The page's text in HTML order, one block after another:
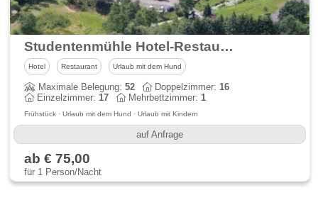
Studentenmühle Hotel-Restaurant
Hotel Restaurant Urlaub mit dem Hund
Maximale Belegung:52 Doppelzimmer:16
Einzelzimmer:17 Mehrbettzimmer:1
Frühstück · Urlaub mit dem Hund · Urlaub mit Kindern
auf Anfrage
ab € 75,00
für 1 Person/Nacht